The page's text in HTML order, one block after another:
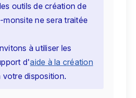
outils de création de
ne sera traitée
à utiliser les
d'aide à la création
votre disposition.